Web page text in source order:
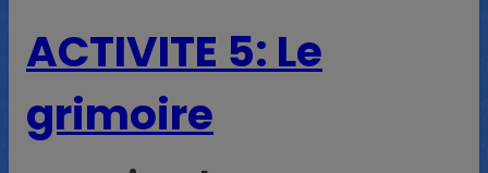
ACTIVITE 5: Le
grimoire